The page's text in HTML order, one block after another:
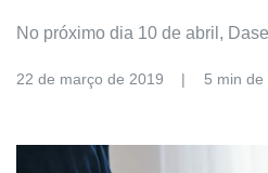
No próximo dia 10 de abril,
22 de março de 2019 5 min de